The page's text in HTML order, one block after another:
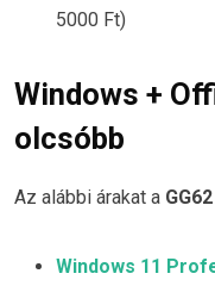
5000 Ft)
Windows +
olcsóbb
Az alábbi árakat a GG62
Windows 11